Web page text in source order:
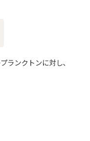
ランクトンに対し、